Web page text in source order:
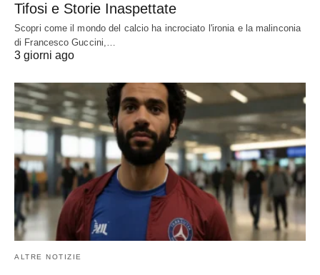
Tifosi e Storie Inaspettate
Scopri come il mondo del calcio ha incrociato l'ironia e la malinconia
di Francesco Guccini,…
3 giorni ago
ALTRE NOTIZIE